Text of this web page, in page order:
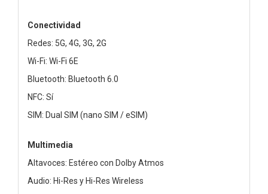
Conectividad
Redes: 5G, 4G, 3G, 2G
Wi-Fi: Wi-Fi 6E
Bluetooth: Bluetooth 6.0
NFC: Sí
SIM: Dual SIM (nano SIM / eSIM)
Multimedia
Altavoces: Estéreo con Dolby Atmos
Audio: Hi-Res y Hi-Res Wireless